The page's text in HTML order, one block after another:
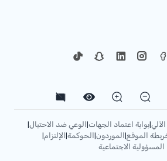
|بوابة اعتماد الجهات|الوعي ضد الاحتيال|
الموقع|الموردون|الحوكمة|الإلتزام|
المسؤولية الاجتماعية